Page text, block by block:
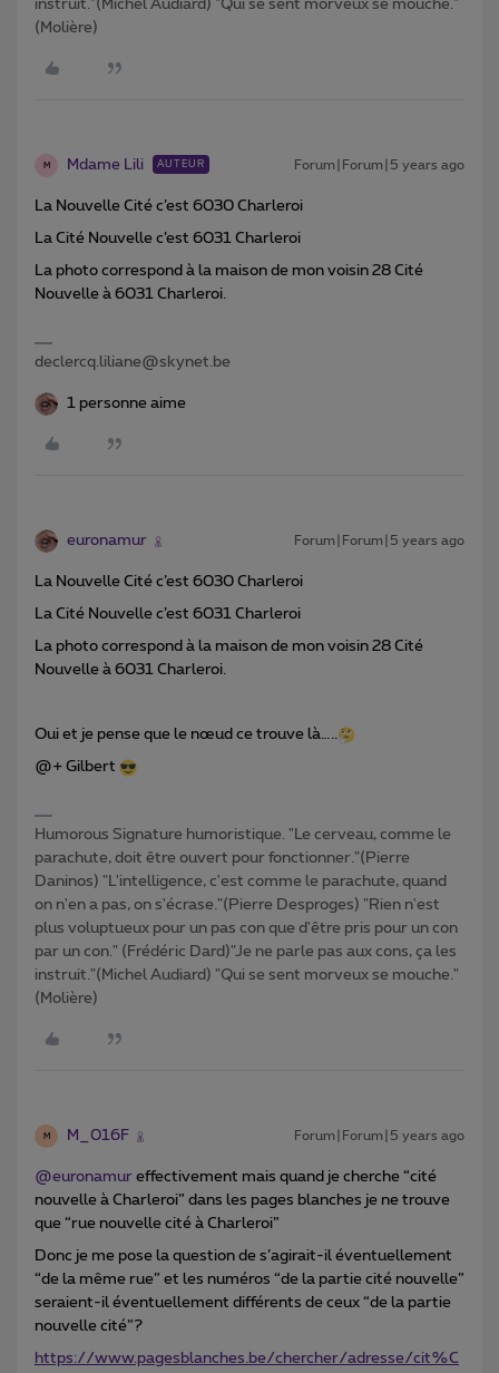
instruit."(Michel Audiard) "Qui se sent morveux se mouche."
(Molière)
M Mdame Lili AUTEUR Forum|Forum|5 years ago
La Nouvelle Cité c’est 6030 Charleroi
La Cité Nouvelle c’est 6031 Charleroi
La photo correspond à la maison de mon voisin 28 Cité
Nouvelle à 6031 Charleroi.
declercq.liliane@skynet.be
1 personne aime
euronamur Forum|Forum|5 years ago
La Nouvelle Cité c’est 6030 Charleroi
La Cité Nouvelle c’est 6031 Charleroi
La photo correspond à la maison de mon voisin 28 Cité
Nouvelle à 6031 Charleroi.
Oui et je pense que le nœud ce trouve là…..
@+ Gilbert
Humorous Signature humoristique. "Le cerveau, comme le
parachute, doit être ouvert pour fonctionner."(Pierre
Daninos) "L'intelligence, c'est comme le parachute, quand
on n'en a pas, on s'écrase."(Pierre Desproges) "Rien n'est
plus voluptueux pour un pas con que d'être pris pour un con
par un con." (Frédéric Dard)"Je ne parle pas aux cons, ça les
instruit."(Michel Audiard) "Qui se sent morveux se mouche."
(Molière)
M M_016F Forum|Forum|5 years ago
@euronamur effectivement mais quand je cherche “cité
nouvelle à Charleroi” dans les pages blanches je ne trouve
que “rue nouvelle cité à Charleroi”
Donc je me pose la question de s’agirait-il éventuellement
“de la même rue” et les numéros “de la partie cité nouvelle”
seraient-il éventuellement différents de ceux “de la partie
nouvelle cité”?
https://www.pagesblanches.be/chercher/adresse/cit%C